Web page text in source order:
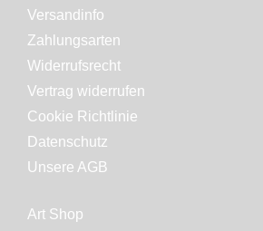
Versandinfo
Zahlungsarten
Widerrufsrecht
Vertrag widerrufen
Cookie Richtlinie
Datenschutz
Unsere AGB
Art Shop